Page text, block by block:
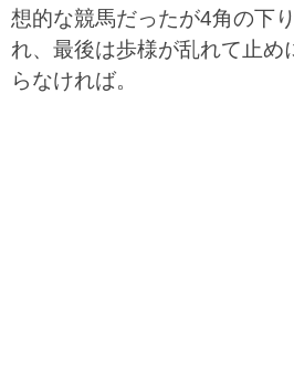
想的な競馬だったが4角の下
れ、最後は歩様が乱れて止め
らなければ。